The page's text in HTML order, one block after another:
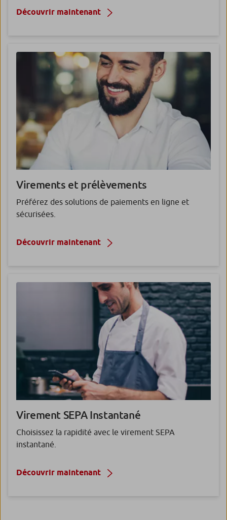
Découvrir maintenant
Virements et prélèvements
Préférez des solutions de paiements en ligne et
sécurisées.
Découvrir maintenant
Virement SEPA Instantané
Choisissez la rapidité avec le virement SEPA
instantané.
Découvrir maintenant